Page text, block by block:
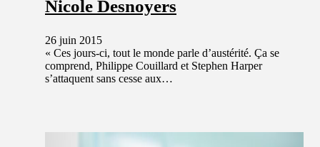
Nicole Desnoyers
26 juin 2015
« Ces jours-ci, tout le monde parle d’austérité. Ça se
comprend, Philippe Couillard et Stephen Harper
s’attaquent sans cesse aux…